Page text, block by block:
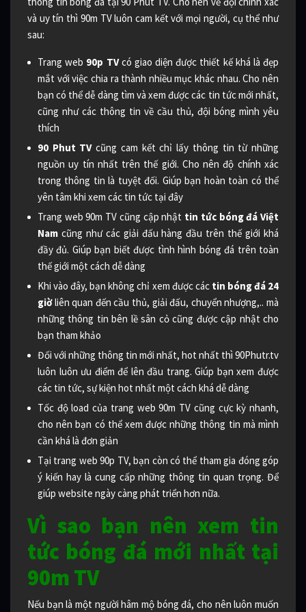
và uy tín thì 90m TV luôn cam kết với mọi người, cụ thể như
sau:
Trang web 90p TVcó giao diện được thiết kế khá là đẹp
mắt với việc chia ra thành nhiều mục khác nhau. Cho nên
bạn có thể dễ dàng tìm và xem được các tin tức mới nhất,
cũng như các thông tin về cầu thủ, đội bóng mình yêu
thích
90 Phut TVcũng cam kết chỉ lấy thông tin từ những
nguồn uy tín nhất trên thế giới. Cho nên độ chính xác
trong thông tin là tuyệt đối. Giúp bạn hoàn toàn có thể
yên tâm khi xem các tin tức tại đây
Trang web 90m TV cũng cập nhật tin tức bóng đá Việt
Nam cũng như các giải đấu hàng đầu trên thế giới khá
đầy đủ. Giúp bạn biết được tình hình bóng đá trên toàn
thế giới một cách dễ dàng
Khi vào đây, bạn không chỉ xem được các tin bóng đá 24
giờliên quan đến cầu thủ, giải đấu, chuyển nhượng,.. mà
những thông tin bên lề sân cỏ cũng được cập nhật cho
bạn tham khảo
Đối với những thông tin mới nhất, hot nhất thì 90Phutr.tv
luôn luôn ưu điểm để lên đầu trang. Giúp bạn xem được
các tin tức, sự kiện hot nhất một cách khá dễ dàng
Tốc độ load của trang web 90m TV cũng cực kỳ nhanh,
cho nên bạn có thể xem được những thông tin mà mình
cần khá là đơn giản
Tại trang web 90p TV, bạn còn có thể tham gia đóng góp
ý kiến hay là cung cấp những thông tin quan trọng. Để
giúp website ngày càng phát triển hơn nữa.
Vì sao bạn nên xem tin
tức bóng đá mới nhất tại
90m TV
Nếu bạn là một người hâm mộ bóng đá, cho nên luôn muốn